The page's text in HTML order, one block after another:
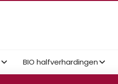
BIO halfverhardingen